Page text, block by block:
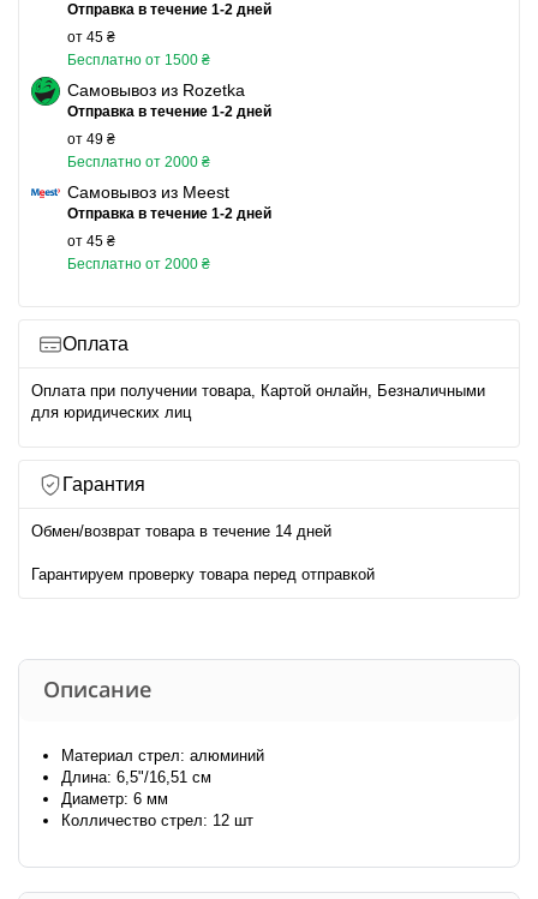
Отправка в течение 1-2 дней
от 45 ₴
Бесплатно от 1500 ₴
Самовывоз из Rozetka
Отправка в течение 1-2 дней
от 49 ₴
Бесплатно от 2000 ₴
Самовывоз из Meest
Отправка в течение 1-2 дней
от 45 ₴
Бесплатно от 2000 ₴
Оплата
Оплата при получении товара, Картой онлайн, Безналичными
для юридических лиц
Гарантия
Обмен/возврат товара в течение 14 дней
Гарантируем проверку товара перед отправкой
Описание
Материал стрел: алюминий
Длина: 6,5"/16,51 см
Диаметр: 6 мм
Колличество стрел: 12 шт